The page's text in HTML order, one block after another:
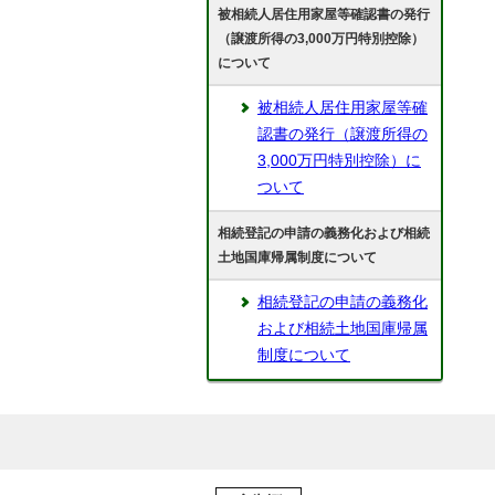
被相続人居住用家屋等確認書の発行
（譲渡所得の3,000万円特別控除）
について
被相続人居住用家屋等確
認書の発行（譲渡所得の
3,000万円特別控除）に
ついて
相続登記の申請の義務化および相続
土地国庫帰属制度について
相続登記の申請の義務化
および相続土地国庫帰属
制度について